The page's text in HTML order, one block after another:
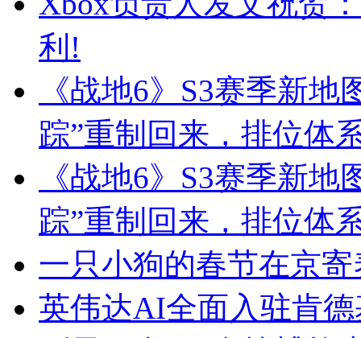
利!
《战地6》S3赛季新
踪”重制回来，排位体
《战地6》S3赛季新
踪”重制回来，排位体
一只小狗的春节在京
英伟达AI全面入驻肯